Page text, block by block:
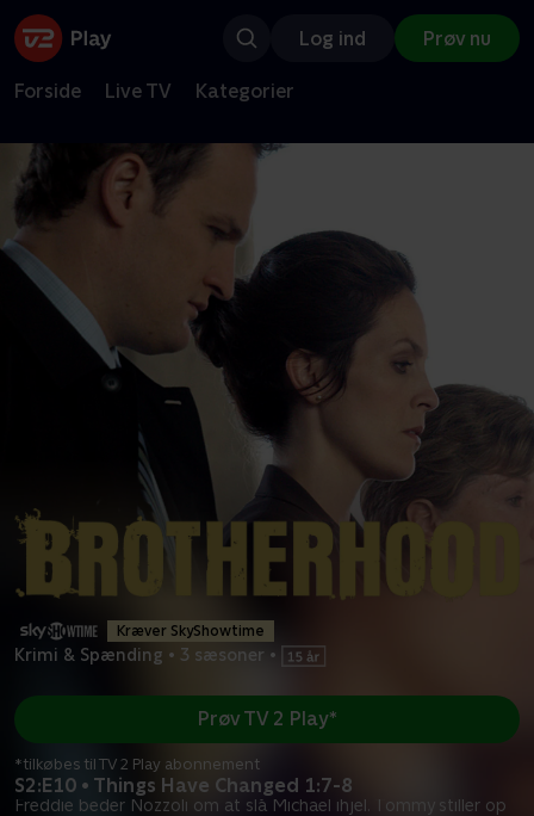
Log ind Prøv nu
Forside Live TV Kategorier
Kræver SkyShowtime
Krimi & Spænding • 3 sæsoner •
S2:E10 • Things Have Changed 1:7-8
Freddie beder Nozzoli om at slå Michael ihjel. Tommy stiller op
Prøv TV 2 Play*
*tilkøbes til TV 2 Play abonnement